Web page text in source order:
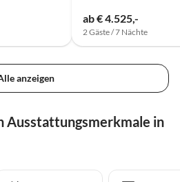
ab € 4.525,-
2 Gäste / 7 Nächte
anzeigen
Ausstattungsmerkmale in